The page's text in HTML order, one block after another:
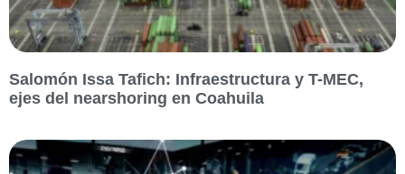
Salomón Issa Tafich: Infraestructura y T-MEC,
ejes del nearshoring en Coahuila